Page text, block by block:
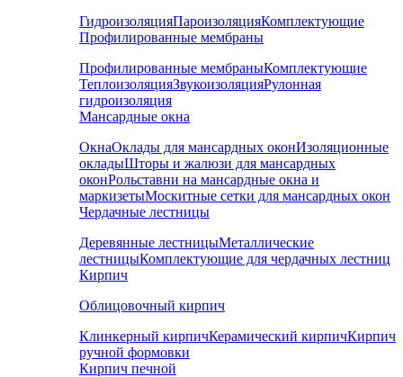
ГидроизоляцияПароизоляцияКомплектующие
Профилированные мембраны
Профилированные мембраныКомплектующие
ТеплоизоляцияЗвукоизоляцияРулонная
гидроизоляция
Мансардные окна
ОкнаОклады для мансардных оконИзоляционные
окладыШторы и жалюзи для мансардных
оконРольставни на мансардные окна и
маркизетыМоскитные сетки для мансардных окон
Чердачные лестницы
Деревянные лестницыМеталлические
лестницыКомплектующие для чердачных лестниц
Кирпич
Облицовочный кирпич
Клинкерный кирпичКерамический кирпичКирпич
ручной формовки
Кирпич печной